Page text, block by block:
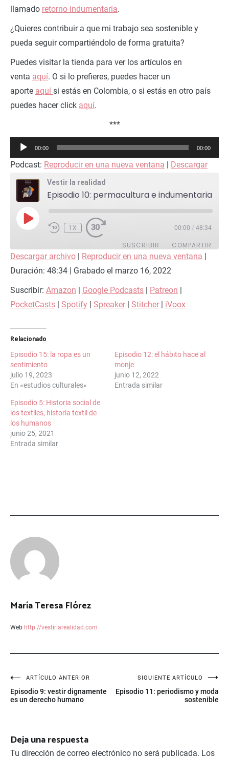
llamado retorno indumentaria.
¿Quieres contribuir a que mi trabajo sea sostenible y
pueda seguir compartiéndolo de forma gratuita?
Puedes visitar la tienda para ver los artículos en
venta aquí. O si lo prefieres, puedes hacer un
aporte aquí si estás en Colombia, o si estás en otro país
puedes hacer click aquí.
***
Reproductor
de
00:00 00:00
Podcast: Reproducir en una nueva ventana Descargar
Vestir la realidad
Episodio 10: permacultura e indumentaria
REPRODUCIR
EPISODIO
1X 00:00 / 48:34
SUSCRIBIR COMPARTIR
Amazon Google Podcasts
Patreon PocketCasts
Spotify Spreaker
FEED RSS
COMPARTIR
ENLACE
Descargar archivo Reproducir en una nueva ventana
Duración: 48:34
Grabado el marzo 16, 2022
Suscribir: Amazon Google Podcasts Patreon
PocketCasts
Spotify Spreaker Stitcher iVoox
Relacionado
Episodio 15: la ropa es un
sentimiento
julio 19, 2023
En «estudios culturales»
Episodio 12: el hábito hace al
monje
junio 12, 2022
Entrada similar
Episodio 5: Historia social de
los textiles, historia textil de
los humanos
junio 25, 2021
Entrada similar
María Teresa Flórez
Web http://vestirlarealidad.com
Navegación
de
ARTÍCULO ANTERIOR
Episodio 9: vestir dignamente
es un derecho humano
SIGUIENTE ARTÍCULO
Episodio 11: periodismo y moda
sostenible
Deja una respuesta
Tu dirección de correo electrónico no será publicada. Los